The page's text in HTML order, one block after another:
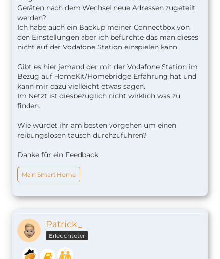
Geräten nach dem Wechsel neue Adressen zugeteilt
werden?
Ich habe auch ein Backup meiner Connectbox von
den Einstellungen aber ich befürchte das man dieses
nicht auf der Vodafone Station einspielen kann.
Gibt es hier jemand der mit der Vodafone Station im
Bezug auf HomeKit/Homebridge Erfahrung hat und
kann mir dazu vielleicht etwas sagen.
Im Netzt ist diesbezüglich nicht wirklich was zu
finden.
Wie würdet ihr am besten vorgehen um einen
reibungslosen tausch durchzuführen?
Danke für ein Feedback.
Mein Smart Home
Patrick_
Erleuchteter